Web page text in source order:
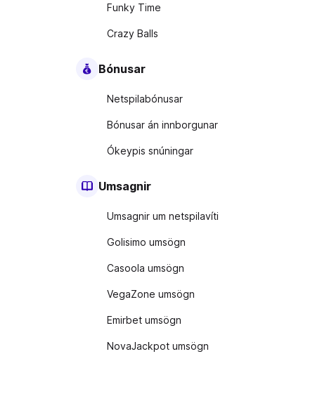
Funky Time
Crazy Balls
Bónusar
Netspilabónusar
Bónusar án innborgunar
Ókeypis snúningar
Umsagnir
Umsagnir um netspilavíti
Golisimo umsögn
Casoola umsögn
VegaZone umsögn
Emirbet umsögn
NovaJackpot umsögn